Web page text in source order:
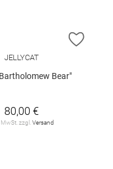
HINZUFÜGEN
JELLYCAT
Bear"
80,00 €
MwSt. zzgl.Versand